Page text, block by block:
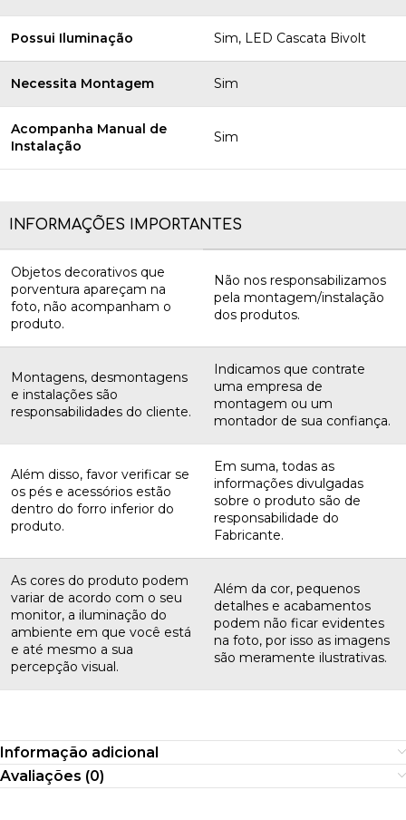
Possui Iluminação Sim, LED Cascata Bivolt
Necessita Montagem Sim
Acompanha Manual de
Instalação
Sim
INFORMAÇÕES IMPORTANTES
Objetos decorativos que
porventura apareçam na
foto, não acompanham o
produto.
Não nos responsabilizamos
pela montagem/instalação
dos produtos.
Montagens, desmontagens
e instalações são
responsabilidades do cliente.
Indicamos que contrate
uma empresa de
montagem ou um
montador de sua confiança.
Além disso, favor verificar se
os pés e acessórios estão
dentro do forro inferior do
produto.
Em suma, todas as
informações divulgadas
sobre o produto são de
responsabilidade do
Fabricante.
As cores do produto podem
variar de acordo com o seu
monitor, a iluminação do
ambiente em que você está
e até mesmo a sua
percepção visual.
Além da cor, pequenos
detalhes e acabamentos
podem não ficar evidentes
na foto, por isso as imagens
são meramente ilustrativas.
Informação adicional
Avaliações (0)